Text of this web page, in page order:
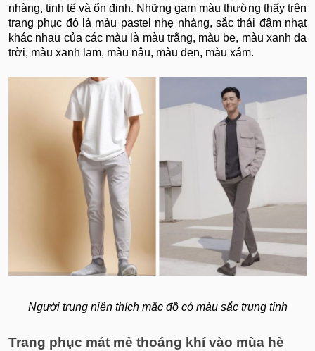
nhàng, tinh tế và ổn định. Những gam màu thường thấy trên
trang phục đó là màu pastel nhẹ nhàng, sắc thái đậm nhạt
khác nhau của các màu là màu trắng, màu be, màu xanh da
trời, màu xanh lam, màu nâu, màu đen, màu xám.
Người trung niên thích mặc đồ có màu sắc trung tính
Trang phục mát mẻ thoáng khí vào mùa hè